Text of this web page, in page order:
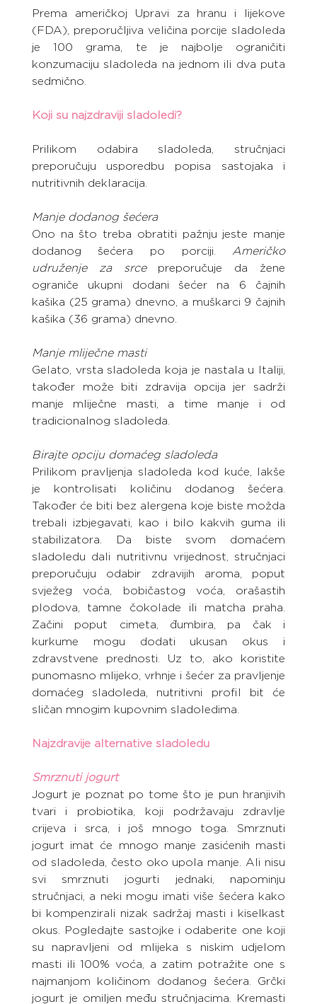
Prema američkoj Upravi za hranu i lijekove
(FDA), preporučljiva veličina porcije sladoleda
je 100 grama, te je najbolje ograničiti
konzumaciju sladoleda na jednom ili dva puta
sedmično.
Koji su najzdraviji sladoledi?
Prilikom odabira sladoleda, stručnjaci
preporučuju usporedbu popisa sastojaka i
nutritivnih deklaracija.
Manje dodanog šećera
Ono na što treba obratiti pažnju jeste manje
dodanog šećera po porciji. Američko
udruženje za srce preporučuje da žene
ograniče ukupni dodani šećer na 6 čajnih
kašika (25 grama) dnevno, a muškarci 9 čajnih
kašika (36 grama) dnevno.
Manje mliječne masti
Gelato, vrsta sladoleda koja je nastala u Italiji,
također može biti zdravija opcija jer sadrži
manje mliječne masti, a time manje i od
tradicionalnog sladoleda.
Birajte opciju domaćeg sladoleda
Prilikom pravljenja sladoleda kod kuće, lakše
je kontrolisati količinu dodanog šećera.
Također će biti bez alergena koje biste možda
trebali izbjegavati, kao i bilo kakvih guma ili
stabilizatora. Da biste svom domaćem
sladoledu dali nutritivnu vrijednost, stručnjaci
preporučuju odabir zdravijih aroma, poput
svježeg voća, bobičastog voća, orašastih
plodova, tamne čokolade ili matcha praha.
Začini poput cimeta, đumbira, pa čak i
kurkume mogu dodati ukusan okus i
zdravstvene prednosti. Uz to, ako koristite
punomasno mlijeko, vrhnje i šećer za pravljenje
domaćeg sladoleda, nutritivni profil bit će
sličan mnogim kupovnim sladoledima.
Najzdravije alternative sladoledu
Smrznuti jogurt
Jogurt je poznat po tome što je pun hranjivih
tvari i probiotika, koji podržavaju zdravlje
crijeva i srca, i još mnogo toga. Smrznuti
jogurt imat će mnogo manje zasićenih masti
od sladoleda, često oko upola manje. Ali nisu
svi smrznuti jogurti jednaki, napominju
stručnjaci, a neki mogu imati više šećera kako
bi kompenzirali nizak sadržaj masti i kiselkast
okus. Pogledajte sastojke i odaberite one koji
su napravljeni od mlijeka s niskim udjelom
masti ili 100% voća, a zatim potražite one s
najmanjom količinom dodanog šećera. Grčki
jogurt je omiljen među stručnjacima. Kremasti